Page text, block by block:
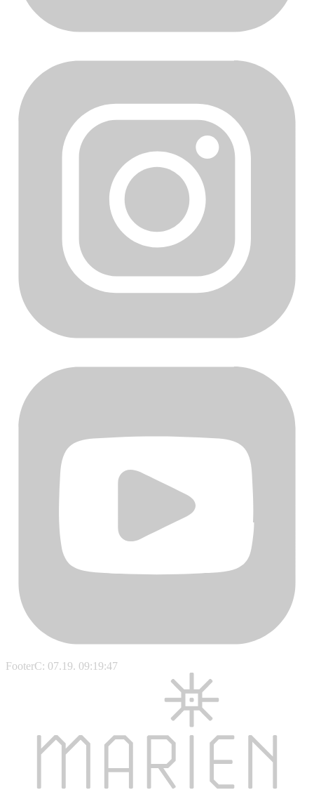
FooterC: 07.19. 09:19:47